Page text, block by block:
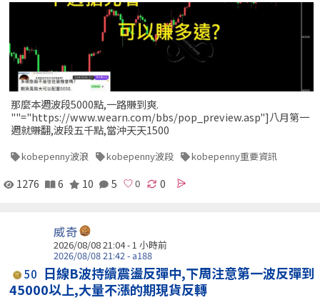
那麼本週波段5000點,一路賺到爽.
""="https://www.wearn.com/bbs/pop_preview.asp"]八月第一
週就賺翻,波段五千點,當沖天天1500
kobepenny波浪 kobepenny波段 kobepenny重要資訊
1276 6 10 5 0
威奇
2026/08/08 21:04 -1 小時前
2026/08/08 21:42 - a188
50 日線B波持續震盪反彈中,下周注意第一波反彈到
45000以上,大量不漲的期現貨反轉